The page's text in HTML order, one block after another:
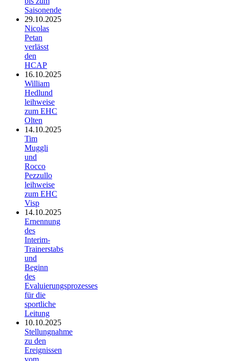
Saisonende
29.10.2025
Nicolas
Petan
verlässt
den
HCAP
16.10.2025
William
Hedlund
leihweise
zum EHC
Olten
14.10.2025
Tim
Muggli
und
Rocco
Pezzullo
leihweise
zum EHC
Visp
14.10.2025
Ernennung
des
Interim-
Trainerstabs
und
Beginn
des
Evaluierungsprozesses
für die
sportliche
Leitung
10.10.2025
Stellungnahme
zu den
Ereignissen